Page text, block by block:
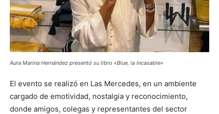
Aura Marina Hernández presentó su libro «Blue, la incasable»
El evento se realizó en Las Mercedes, en un ambiente
cargado de emotividad, nostalgia y reconocimiento,
donde amigos, colegas y representantes del sector